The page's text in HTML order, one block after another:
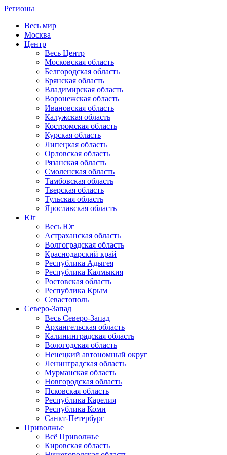
Регионы
Весь мир
Москва
Центр
Весь Центр
Московская область
Белгородская область
Брянская область
Владимирская область
Воронежская область
Ивановская область
Калужская область
Костромская область
Курская область
Липецкая область
Орловская область
Рязанская область
Смоленская область
Тамбовская область
Тверская область
Тульская область
Ярославская область
Юг
Весь Юг
Астраханская область
Волгоградская область
Краснодарский край
Республика Адыгея
Республика Калмыкия
Ростовская область
Республика Крым
Севастополь
Северо-Запад
Весь Северо-Запад
Архангельская область
Калининградская область
Вологодская область
Ненецкий автономный округ
Ленинградская область
Мурманская область
Новгородская область
Псковская область
Республика Карелия
Республика Коми
Санкт-Петербург
Приволжье
Всё Приволжье
Кировская область